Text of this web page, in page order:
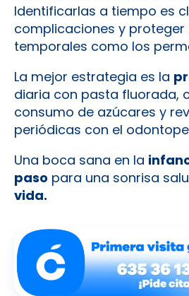
La mejor estrategia es la
diaria con pasta fluorada,
consumo de azúcares y
periódicas con el
Una boca sana en la
pasopara una sonrisa
vida.